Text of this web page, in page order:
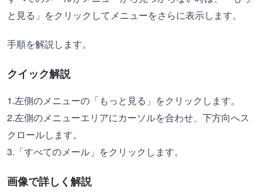
と見る」をクリックしてメニューをさらに表示します。
手順を解説します。
クイック解説
1.左側のメニューの「もっと見る」をクリックします。
2.左側のメニューエリアにカーソルを合わせ、下方向へス
クロールします。
3.「すべてのメール」をクリックします。
画像で詳しく解説